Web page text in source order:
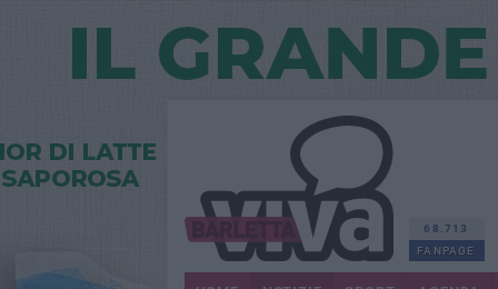
68.713
FANPAGE